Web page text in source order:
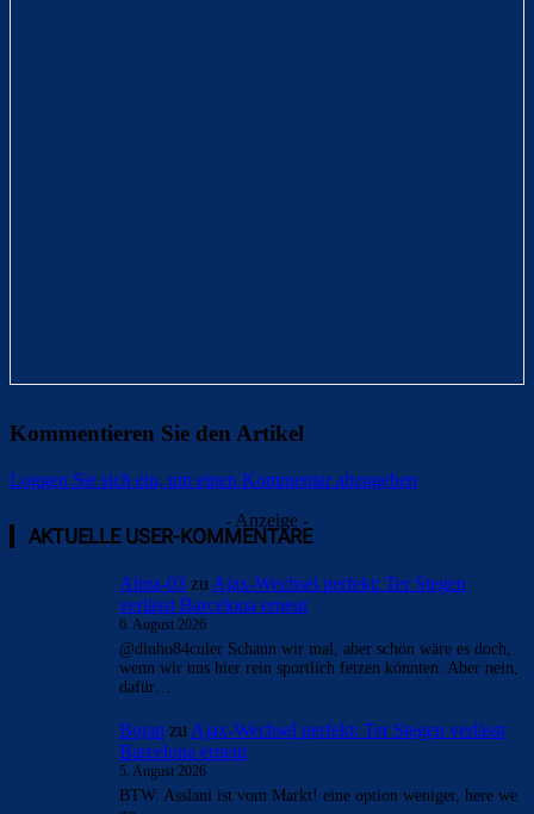
Kommentieren Sie den Artikel
Loggen Sie sich ein, um einen Kommentar abzugeben
- Anzeige -
AKTUELLE USER-KOMMENTARE
Alma-03 zu Ajax-Wechsel perfekt: Ter Stegen
verlässt Barcelona erneut
6. August 2026
@dinho84culer Schaun wir mal, aber schön wäre es doch,
wenn wir uns hier rein sportlich fetzen könnten. Aber nein,
dafür…
Bojan zu Ajax-Wechsel perfekt: Ter Stegen verlässt
Barcelona erneut
5. August 2026
BTW: Asslani ist vom Markt! eine option weniger, here we